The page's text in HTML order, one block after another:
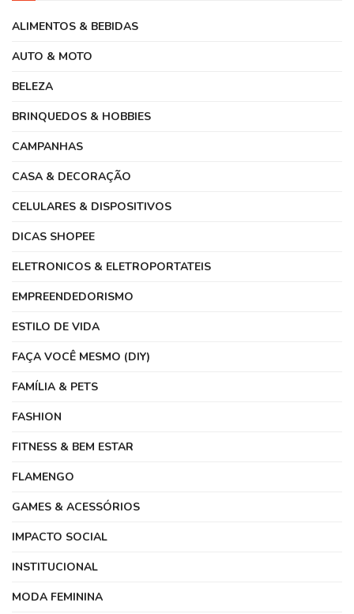
ALIMENTOS & BEBIDAS
AUTO & MOTO
BELEZA
BRINQUEDOS & HOBBIES
CAMPANHAS
CASA & DECORAÇÃO
CELULARES & DISPOSITIVOS
DICAS SHOPEE
ELETRONICOS & ELETROPORTATEIS
EMPREENDEDORISMO
ESTILO DE VIDA
FAÇA VOCÊ MESMO (DIY)
FAMÍLIA & PETS
FASHION
FITNESS & BEM ESTAR
FLAMENGO
GAMES & ACESSÓRIOS
IMPACTO SOCIAL
INSTITUCIONAL
MODA FEMININA